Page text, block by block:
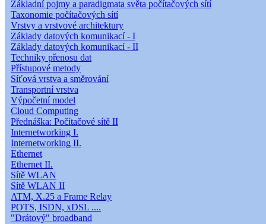
Základní pojmy a paradigmata světa počítačových sítí
Taxonomie počítačových sítí
Vrstvy a vrstvové architektury
Základy datových komunikací - I
Základy datových komunikací - II
Techniky přenosu dat
Přístupové metody
Síťová vrstva a směrování
Transportní vrstva
Výpočetní model
Cloud Computing
Přednáška: Počítačové sítě II
Internetworking I.
Internetworking II.
Ethernet
Ethernet II.
Sítě WLAN
Sítě WLAN II
ATM, X.25 a Frame Relay
POTS, ISDN, xDSL ....
"Drátový" broadband